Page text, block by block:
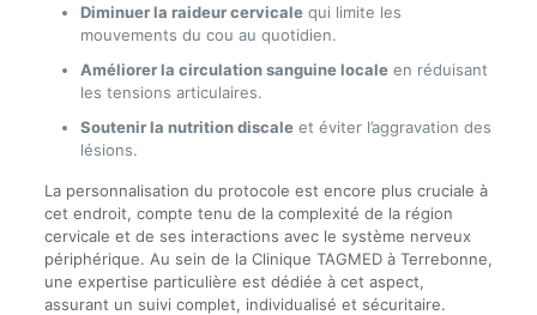
Diminuer la raideur cervicalequi limite les
mouvements du cou au quotidien.
Améliorer la circulation sanguine localeen réduisant
les tensions articulaires.
Soutenir la nutrition discaleet éviter l’aggravation des
lésions.
La personnalisation du protocole est encore plus cruciale à
cet endroit, compte tenu de la complexité de la région
cervicale et de ses interactions avec le système nerveux
périphérique. Au sein de la Clinique TAGMED à Terrebonne,
une expertise particulière est dédiée à cet aspect,
assurant un suivi complet, individualisé et sécuritaire.